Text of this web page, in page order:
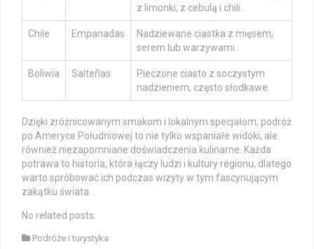
z limonki, z cebulą i chili.
Chile Empanadas
Nadziewane ciastka z mięsem,
serem lub warzywami.
Boliwia Salteñas
Pieczone ciasto z soczystym
nadzieniem, często słodkawe.
Dzięki zróżnicowanym smakom i lokalnym specjałom, podróż
po Ameryce Południowej to nie tylko wspaniałe widoki, ale
również niezapomniane doświadczenia kulinarne. Każda
potrawa to historia, która łączy ludzi i kultury regionu, dlatego
warto spróbować ich podczas wizyty w tym fascynującym
zakątku świata.
No related posts.
Podróże i turystyka